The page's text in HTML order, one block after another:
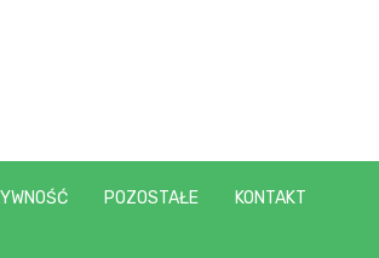
POZOSTAŁE KONTAKT